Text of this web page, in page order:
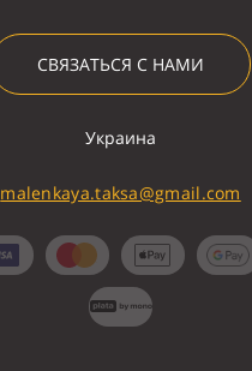
СВЯЗАТЬСЯ С НАМИ
Украина
malenkaya.taksa@gmail.com